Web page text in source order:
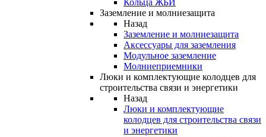
Кольца ЖБИ
Заземление и молниезащита
Назад
Заземление и молниезащита
Аксессуары для заземления
Модульное заземление
Молниеприемники
Люки и комплектующие колодцев для
строительства связи и энергетики
Назад
Люки и комплектующие
колодцев для строительства связи
и энергетики